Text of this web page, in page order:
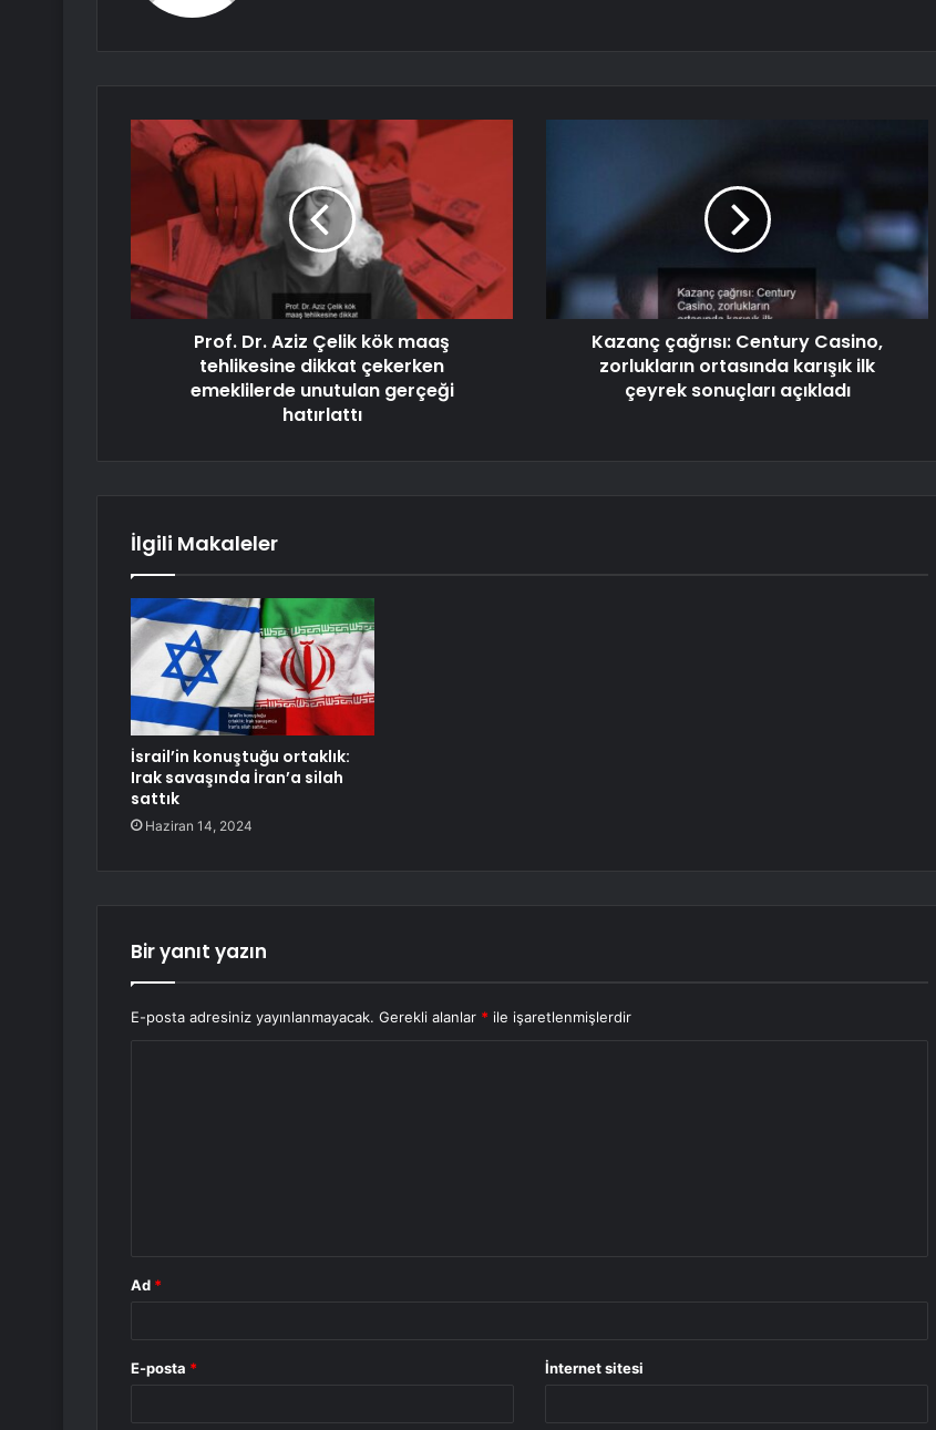
Prof. Dr. Aziz Çelik kök maaş
tehlikesine dikkat çekerken
emeklilerde unutulan gerçeği
hatırlattı
Kazanç çağrısı: Century Casino,
zorlukların ortasında karışık ilk
çeyrek sonuçları açıkladı
İlgili Makaleler
İsrail’in konuştuğu ortaklık:
Irak savaşında İran’a silah
sattık
Haziran 14, 2024
Bir yanıt yazın
E-posta adresiniz yayınlanmayacak. Gerekli alanlar * ile işaretlenmişlerdir
Ad *
E-posta * İnternet sitesi